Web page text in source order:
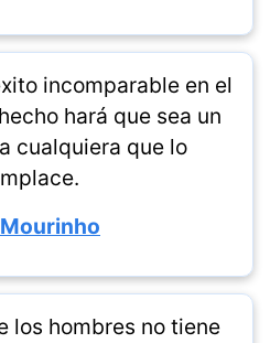
incomparable en el
hará que sea un
cualquiera que lo
los hombres no tiene